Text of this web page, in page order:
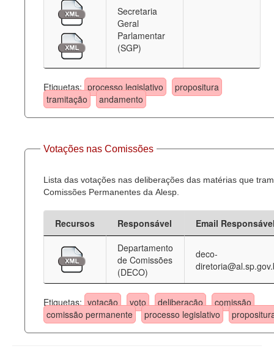
Secretaria
Geral
Parlamentar
(SGP)
Etiquetas: processo legislativo
propositura
tramitação
andamento
Votações nas Comissões
Lista das votações nas deliberações das matérias que
Comissões Permanentes da Alesp.
Recursos Responsável
Email
Departamento
de Comissões
(DECO)
deco-
Etiquetas: votação voto deliberação
comissão
comissão permanente
processo legislativo